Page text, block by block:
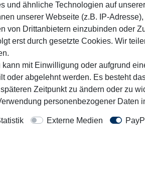
Rechtliches
AGB
Impressum
Wiederrufsrecht
Vertrag widerrufen
und ähnliche Technologien auf
unserer Webseite (z.B. IP-
von Drittanbietern einzubinden oder
erst durch gesetzte Cookies. Wir
mit Einwilligung oder aufgrund
oder abgelehnt werden. Es besteht
Zeitpunkt zu ändern oder zu
personenbezogener Daten
Externe Medien